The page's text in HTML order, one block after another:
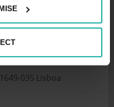
Universitário
035 Lisboa